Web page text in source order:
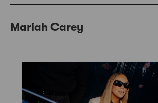
Mariah Carey